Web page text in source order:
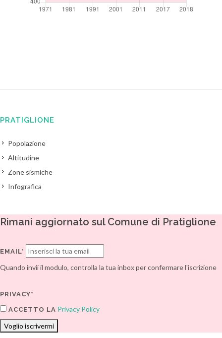
PRATIGLIONE
Popolazione
Altitudine
Zone sismiche
Infografica
Rimani aggiornato sul Comune di Pratiglione
EMAIL*
Quando invii il modulo, controlla la tua inbox per confermare l'iscrizione
PRIVACY*
ACCETTO LA Privacy Policy
Voglio iscrivermi